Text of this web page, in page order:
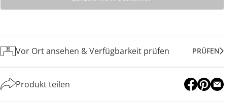
Vor Ort ansehen & Verfügbarkeit prüfen PRÜFEN
Produkt teilen